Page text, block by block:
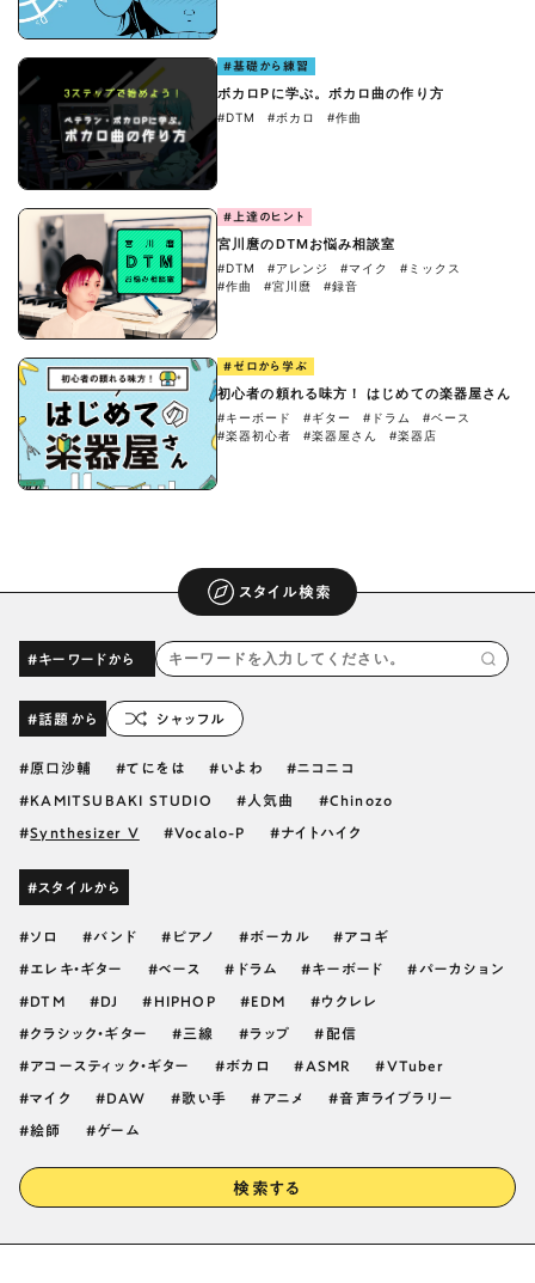
#基礎から練習
ボカロPに学ぶ。ボカロ曲の作り方
#DTM #ボカロ #作曲
#上達のヒント
宮川麿のDTMお悩み相談室
#DTM #アレンジ #マイク
#ミックス
#作曲
#宮川麿 #録音
#ゼロから学ぶ
初心者の頼れる味方！ はじめての楽器屋さん
#キーボード #ギター #ドラム
#ベース
#楽器初心者
#楽器屋さん #楽器店
スタイル検索
#キーワードから
#話題から シャッフル
原口沙輔 てにをは いよわ ニコニコ
KAMITSUBAKI STUDIO 人気曲 Chinozo
Synthesizer V Vocalo-P ナイトハイク
#スタイルから
ソロ バンド ピアノ ボーカル アコギ
エレキ・ギター ベース ドラム キーボード パーカション
DTM DJ HIPHOP EDM ウクレレ
クラシック・ギター 三線 ラップ 配信
アコースティック・ギター ボカロ ASMR VTuber
マイク DAW 歌い手 アニメ 音声ライブラリー
絵師 ゲーム
検索する